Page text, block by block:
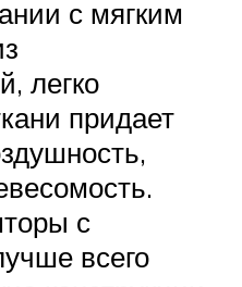
с мягким
легко
придает
с
всего